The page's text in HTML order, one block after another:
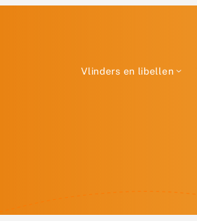
Vlinders en libellen